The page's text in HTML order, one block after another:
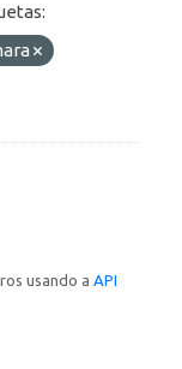
usando a API